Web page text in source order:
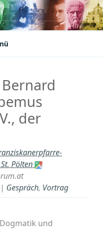
der
Pölten
Gespräch, Vortrag
und